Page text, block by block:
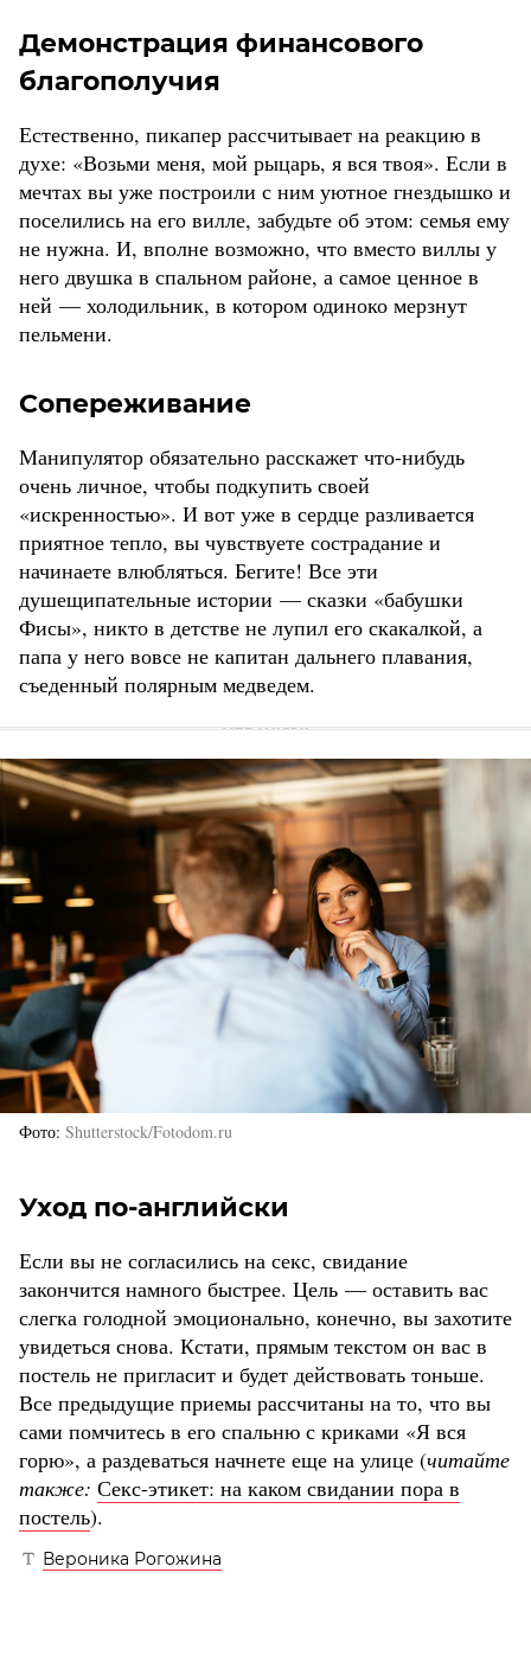
Демонстрация финансового
благополучия
Естественно, пикапер рассчитывает на реакцию в
духе: «Возьми меня, мой рыцарь, я вся твоя». Если в
мечтах вы уже построили с ним уютное гнездышко и
поселились на его вилле, забудьте об этом: семья ему
не нужна. И, вполне возможно, что вместо виллы у
него двушка в спальном районе, а самое ценное в
ней — холодильник, в котором одиноко мерзнут
пельмени.
Сопереживание
Манипулятор обязательно расскажет что-нибудь
очень личное, чтобы подкупить своей
«искренностью». И вот уже в сердце разливается
приятное тепло, вы чувствуете сострадание и
начинаете влюбляться. Бегите! Все эти
душещипательные истории — сказки «бабушки
Фисы», никто в детстве не лупил его скакалкой, а
папа у него вовсе не капитан дальнего плавания,
съеденный полярным медведем.
Фото Shutterstock/Fotodom.ru
Уход по-английски
Если вы не согласились на секс, свидание
закончится намного быстрее. Цель — оставить вас
слегка голодной эмоционально, конечно, вы захотите
увидеться снова. Кстати, прямым текстом он вас в
постель не пригласит и будет действовать тоньше.
Все предыдущие приемы рассчитаны на то, что вы
сами помчитесь в его спальню с криками «Я вся
горю», а раздеваться начнете еще на улице (читайте
также: Секс-этикет: на каком свидании пора в
постель).
Вероника Рогожина